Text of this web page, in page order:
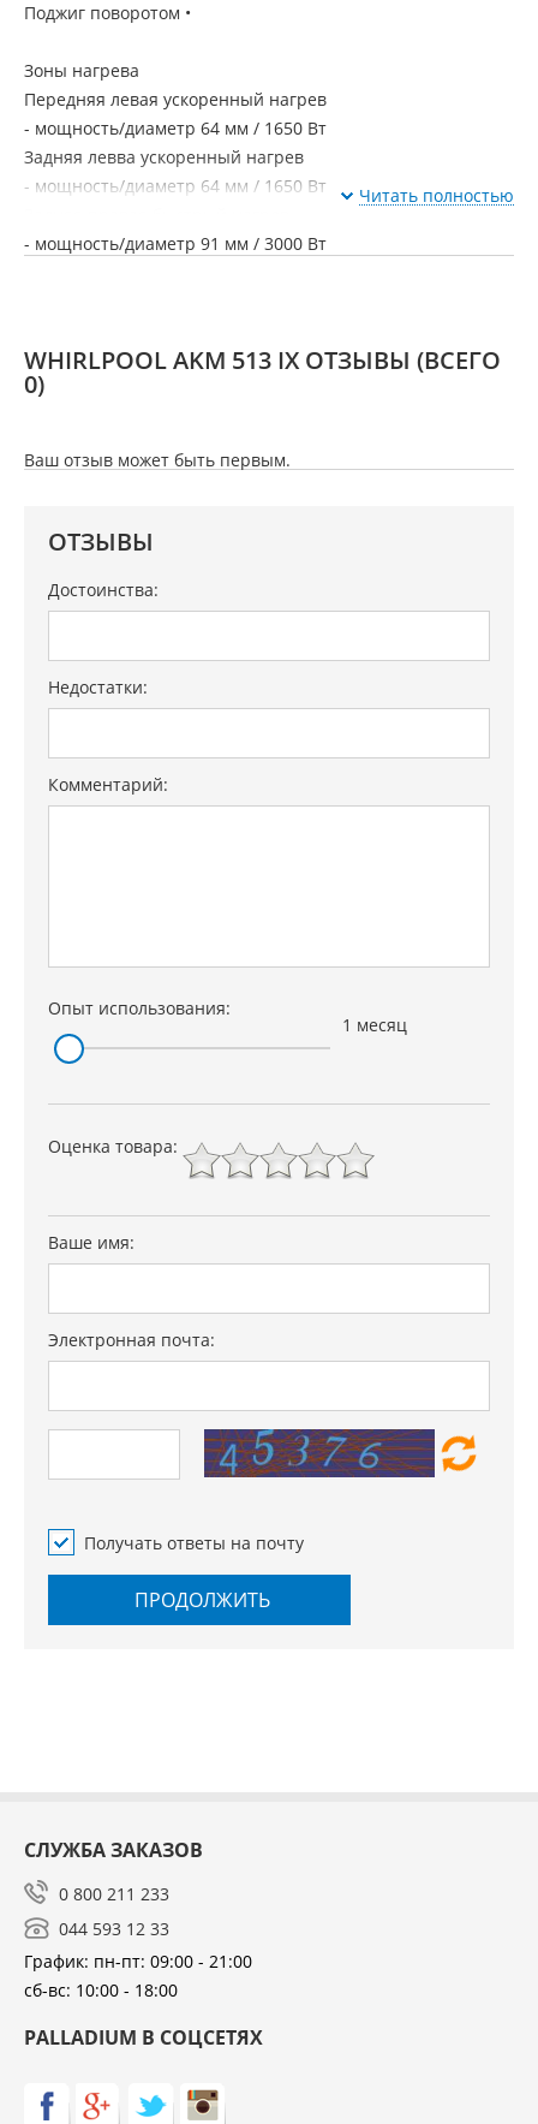
Поджиг поворотом •
Зоны нагрева
Передняя левая ускоренный нагрев
- мощность/диаметр 64 мм / 1650 Вт
Задняя левва ускоренный нагрев
- мощность/диаметр 64 мм / 1650 Вт
- мощность/диаметр 91 мм / 3000 Вт
Электрические параметры
Напряжение 230 В
Размеры/вес
Размеры встраивания (ВхШхГ) 30х560х476 мм
Цвет нерж. сталь
Читать полностью
WHIRLPOOL AKM 513 IX ОТЗЫВЫ (ВСЕГО
0)
Ваш отзыв может быть первым.
ОТЗЫВЫ
Достоинства:
Недостатки:
Комментарий:
Опыт использования:
1 месяц
Оценка товара:
Ваше имя:
Электронная почта:
Получать ответы на почту
ПРОДОЛЖИТЬ
СЛУЖБА ЗАКАЗОВ
0 800 211 233
044 593 12 33
График: пн-пт: 09:00 - 21:00
сб-вс: 10:00 - 18:00
PALLADIUM В СОЦСЕТЯХ